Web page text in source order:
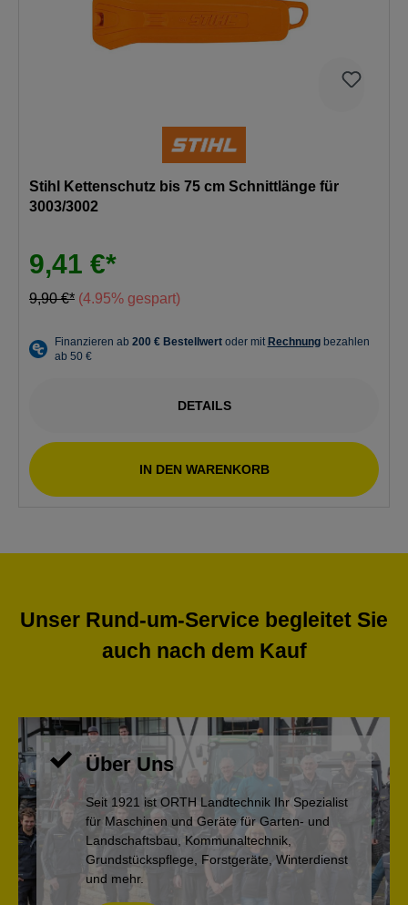
Stihl Kettenschutz bis 75 cm Schnittlänge für
3003/3002
9,41 €*
9,90 €* (4.95% gespart)
DETAILS
IN DEN WARENKORB
Unser Rund-um-Service begleitet Sie
auch nach dem Kauf
Über Uns
Seit 1921 ist ORTH Landtechnik Ihr Spezialist
für Maschinen und Geräte für Garten- und
Landschaftsbau, Kommunaltechnik,
Grundstückspflege, Forstgeräte, Winterdienst
und mehr.